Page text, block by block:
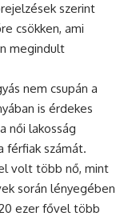
szerint
csökken, ami
megindult
nem csupán a
is érdekes
női lakosság
férfiak számát.
volt több nő, mint
során lényegében
ezer fővel több